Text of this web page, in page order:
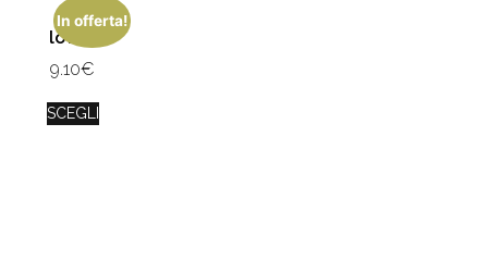
In offerta!
love2
9.10€
SCEGLI